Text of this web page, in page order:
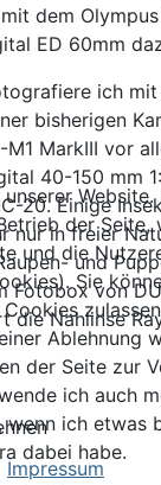
dem
ED 60mm
ich mit
bisherigen
MarkIII vor
40-150 mm
20. Einige
nur in freier
und
Fotobox von
die Nahlinse
ich auch
wenn ich etwas
dabei habe.
Website.
der Seite,
und die
Sie
Ablehnung
der Seite zur
Impressum